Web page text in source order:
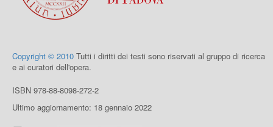
Copyright © 2010 Tutti i diritti dei testi sono riservati al gruppo di ricerca
e ai curatori dell'opera.
ISBN 978-88-8098-272-2
Ultimo aggiornamento: 18 gennaio 2022